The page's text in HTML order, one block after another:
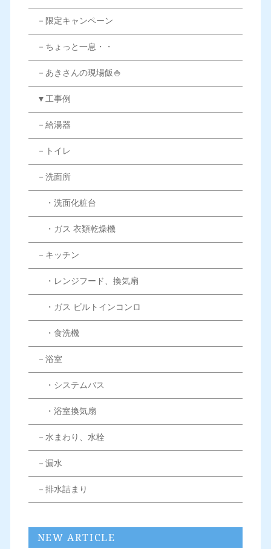
－限定キャンペーン
－ちょっと一息・・
－あきさんの現場飯🍚
▼工事例
－給湯器
－トイレ
－洗面所
・洗面化粧台
・ガス 衣類乾燥機
－キッチン
・レンジフード、換気扇
・ガス ビルトインコンロ
・食洗機
－浴室
・システムバス
・浴室換気扇
－水まわり、水栓
－漏水
－排水詰まり
NEW ARTICLE